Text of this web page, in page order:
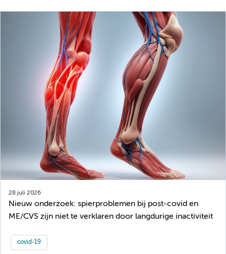
28 juli 2026
Nieuw onderzoek: spierproblemen bij post-covid en
ME/CVS zijn niet te verklaren door langdurige inactiviteit
covid-19